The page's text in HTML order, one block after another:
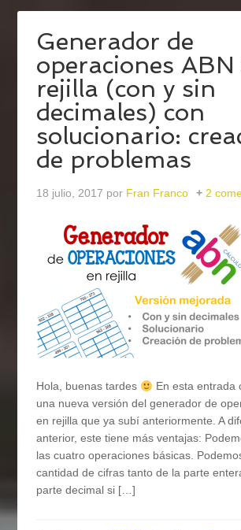
Generador de
operaciones ABN
rejilla (con y sin
decimales) con
solucionario:
de problemas
18 julio, 2017 por Fran Franco 2
Hola, buenas tardes
En esta entrada
una nueva versión del generador de
en rejilla que ya subí anteriormente. A
anterior, este tiene más ventajas:
las cuatro operaciones básicas.
cantidad de cifras tanto de la parte
parte decimal si […]